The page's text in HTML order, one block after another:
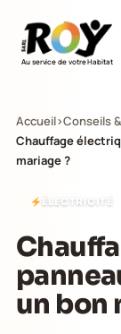
Au service de votre Habitat
Accueil›Conseils
Chauffage
mariage ?
ÉLECTRICITÉ
un bon